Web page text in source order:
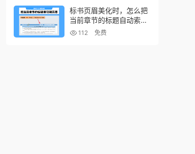
标书页眉美化时，怎么把
当前章节的标题自动索引
到页眉上？
112 免费